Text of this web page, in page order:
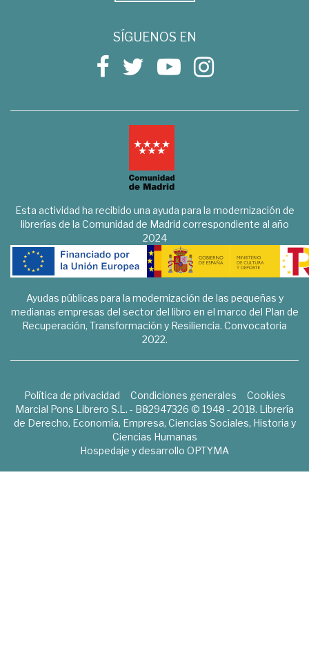
SÍGUENOS EN
Esta actividad ha recibido una ayuda para la modernización de
librerías de la Comunidad de Madrid correspondiente al año
2024
Ayudas públicas para la modernización de las pequeñas y
medianas empresas del sector del libro en el marco del Plan de
Recuperación, Transformación y Resiliencia. Convocatoria
2022.
Política de privacidad Condiciones generales
Cookies
Marcial Pons Librero S.L. - B82947326 © 1948 - 2018. Librería
de Derecho, Economía, Empresa, Ciencias Sociales, Historia y
Ciencias Humanas
Hospedaje y desarrollo OPTYMA